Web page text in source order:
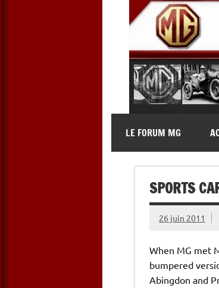
MG
LE FORUM MG
SPORTS
26 juin 2011
When MG met
bumpered
Abingdon and